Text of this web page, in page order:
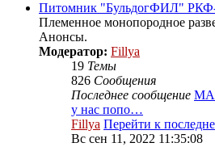
Питомник "БульдогФИЛ"
Племенное монопородное
Анонсы.
Модератор: Fillya
19 Темы
826 Сообщения
Последнее сообщение
у нас попо…
Fillya Перейти к
Вс сен 11, 2022 11:35:08